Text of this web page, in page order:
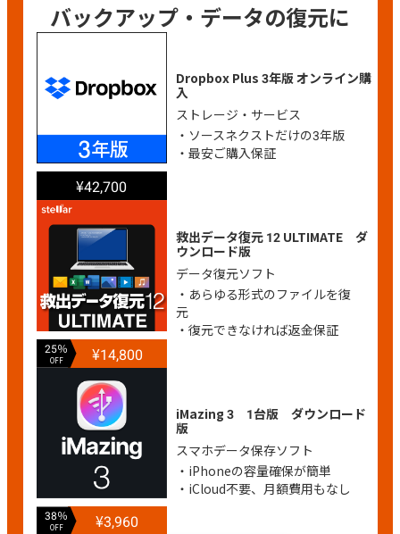
バックアップ・データの復元に
Dropbox Plus 3年版 オンライン購
入
¥42,700
ストレージ・サービス
・ソースネクストだけの3年版
・最安ご購入保証
救出データ復元 12 ULTIMATE ダ
ウンロード版
25％
OFF ¥14,800
データ復元ソフト
・あらゆる形式のファイルを復
元
・復元できなければ返金保証
iMazing 3 1台版 ダウンロード
版
38％
OFF ¥3,960
スマホデータ保存ソフト
・iPhoneの容量確保が簡単
・iCloud不要、月額費用もなし